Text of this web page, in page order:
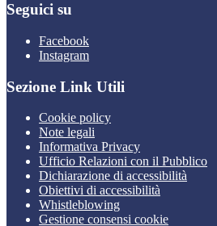
Seguici su
Facebook
Instagram
Sezione Link Utili
Cookie policy
Note legali
Informativa Privacy
Ufficio Relazioni con il Pubblico
Dichiarazione di accessibilità
Obiettivi di accessibilità
Whistleblowing
Gestione consensi cookie